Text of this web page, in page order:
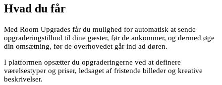
Hvad du får
Med Room Upgrades får du mulighed for automatisk at sende
opgraderingstilbud til dine gæster, før de ankommer, og dermed øge
din omsætning, før de overhovedet går ind ad døren.
I platformen opsætter du opgraderingerne ved at definere
værelsestyper og priser, ledsaget af fristende billeder og kreative
beskrivelser.